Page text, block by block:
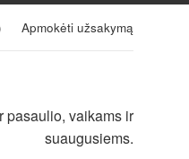
Apmokėti užsakymą
pasaulio, vaikams ir
suaugusiems.